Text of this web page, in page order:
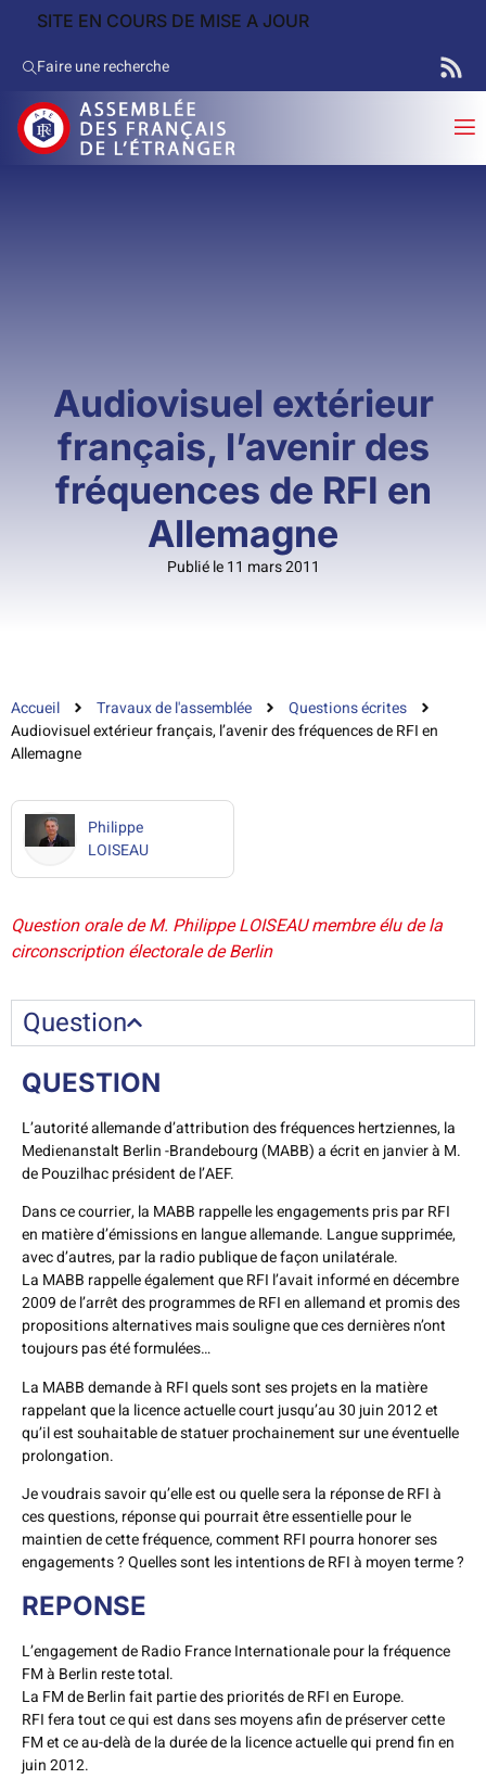
SITE EN COURS DE MISE A JOUR
Faire une recherche
Audiovisuel extérieur
français, l’avenir des
fréquences de RFI en
Allemagne
Publié le 11 mars 2011
Accueil Travaux de l'assemblée
Questions écrites
Audiovisuel extérieur français, l’avenir des fréquences de RFI en
Allemagne
Philippe
LOISEAU
Question orale de M. Philippe LOISEAU membre élu de la
circonscription électorale de Berlin
Question
QUESTION
L’autorité allemande d’attribution des fréquences hertziennes, la
Medienanstalt Berlin -Brandebourg (MABB) a écrit en janvier à M.
de Pouzilhac président de l’AEF.
Dans ce courrier, la MABB rappelle les engagements pris par RFI
en matière d’émissions en langue allemande. Langue supprimée,
avec d’autres, par la radio publique de façon unilatérale.
La MABB rappelle également que RFI l’avait informé en décembre
2009 de l’arrêt des programmes de RFI en allemand et promis des
propositions alternatives mais souligne que ces dernières n’ont
toujours pas été formulées…
La MABB demande à RFI quels sont ses projets en la matière
rappelant que la licence actuelle court jusqu’au 30 juin 2012 et
qu’il est souhaitable de statuer prochainement sur une éventuelle
prolongation.
Je voudrais savoir qu’elle est ou quelle sera la réponse de RFI à
ces questions, réponse qui pourrait être essentielle pour le
maintien de cette fréquence, comment RFI pourra honorer ses
engagements ? Quelles sont les intentions de RFI à moyen terme ?
REPONSE
L’engagement de Radio France Internationale pour la fréquence
FM à Berlin reste total.
La FM de Berlin fait partie des priorités de RFI en Europe.
RFI fera tout ce qui est dans ses moyens afin de préserver cette
FM et ce au-delà de la durée de la licence actuelle qui prend fin en
juin 2012.